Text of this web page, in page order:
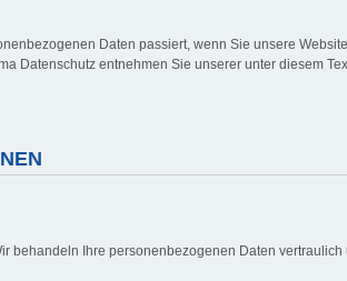
Daten passiert, wenn Sie unsere
Datenschutz entnehmen Sie unserer unter diesem
behandeln Ihre personenbezogenen Daten